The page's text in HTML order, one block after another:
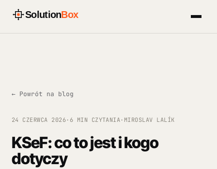
SolutionBox
← Powrót na blog
24 CZERWCA 2026· 6 MIN CZYTANIA· MIROSLAV LALÍK
KSeF: co to jest i kogo
dotyczy